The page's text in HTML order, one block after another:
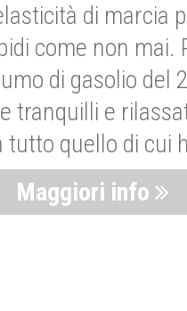
di marcia
come non mai.
di gasolio del
tranquilli e
tutto quello di cui
Maggiori info